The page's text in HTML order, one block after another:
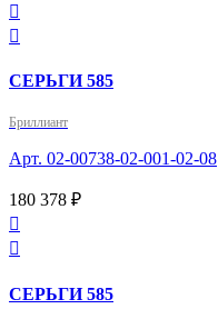


СЕРЬГИ 585
Бриллиант
Арт. 02-00738-02-001-02-08
180 378 ₽


СЕРЬГИ 585